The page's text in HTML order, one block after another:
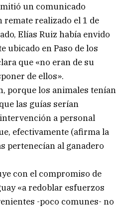
un comunicado
realizado el 1 de
Elías Ruiz había envido
ubicado en Paso de los
que «no eran de su
de ellos».
porque los animales tenían
las guías serían
a personal
efectivamente (afirma la
pertenecían al ganadero
con el compromiso de
«a redoblar esfuerzos
-poco comunes- no